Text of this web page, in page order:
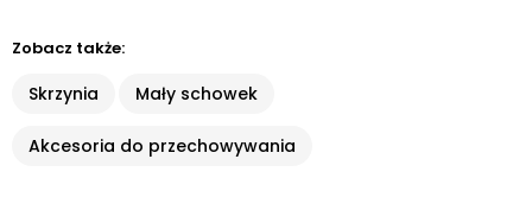
Zobacz także:
Skrzynia Mały schowek
Akcesoria do przechowywania